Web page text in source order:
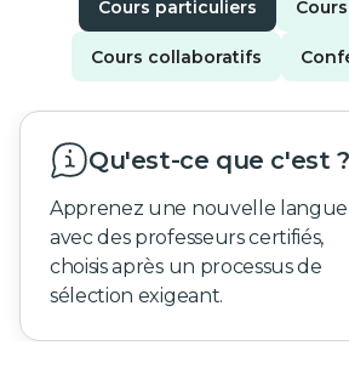
Cours particuliers
Cours collaboratifs
Qu'est-ce que c'est ?
Apprenez une nouvelle langue
avec des professeurs certifiés,
choisis après un processus de
sélection exigeant.